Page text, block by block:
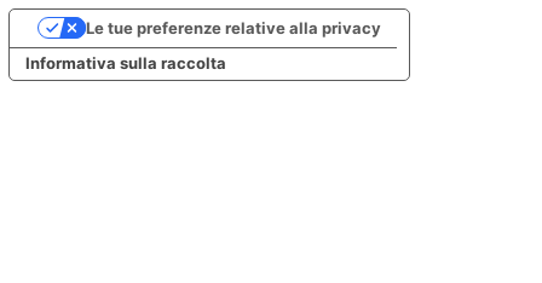
Informativa sulla raccolta
Le tue preferenze relative alla privacy